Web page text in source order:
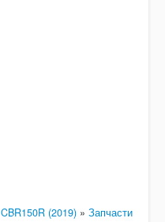
CBR150R (2019) » Запчасти